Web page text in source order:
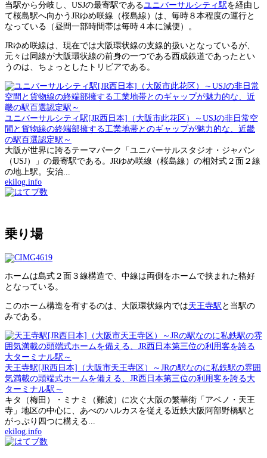
当駅から分岐し、USJの最寄駅であるユニバーサルシティ駅を経由し
て桜島駅へ向かうJRゆめ咲線（桜島線）は、毎時８本程度の運行と
なっている（昼間一部時間帯は毎時４本に減便）。
JRゆめ咲線は、現在では大阪環状線の支線的扱いとなっているが、
元々は同線が大阪環状線の前身の一つである西成鉄道であったとい
うのは、ちょっとしたトリビアである。
ユニバーサルシティ駅[JR西日本]（大阪市此花区）～USJの非日常空
間と貨物線の終端部擁する工業地帯とのギャップが魅力的な、近畿
の駅百選認定駅～
大阪が世界に誇るテーマパーク「ユニバーサルスタジオ・ジャパン
（USJ）」の最寄駅である。JRゆめ咲線（桜島線）の相対式２面２線
の地上駅。安治...
ekilog.info
乗り場
ホームは島式２面３線構造で、中線は両側をホームで挟まれた格好
となっている。
このホーム構造を有するのは、大阪環状線内では天王寺駅 と当駅の
みである。
天王寺駅[JR西日本]（大阪市天王寺区）～JRの駅なのに私鉄駅の雰囲
気満載の頭端式ホームを備える、JR西日本第三位の利用客を誇る大
ターミナル駅～
キタ（梅田）・ミナミ（難波）に次ぐ大阪の繁華街「アベノ・天王
寺」地区の中心に、あべのハルカスを従える近鉄大阪阿部野橋駅と
がっぷり四つに構える...
ekilog.info